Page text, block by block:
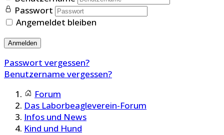
Passwort
Angemeldet bleiben
Anmelden
Passwort vergessen?
Benutzername vergessen?
Forum
Das Laborbeagleverein-Forum
Infos und News
Kind und Hund